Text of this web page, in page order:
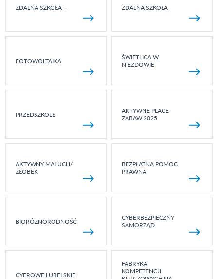
ZDALNA SZKOŁA + ZDALNA SZKOŁA
FOTOWOLTAIKA
ŚWIETLICA W
NIEZDOWIE
PRZEDSZKOLE
AKTYWNE PLACE
ZABAW 2025
AKTYWNY MALUCH/
ŻŁOBEK
BEZPŁATNA POMOC
PRAWNA
BIORÓŻNORODNOŚĆ
CYBERBEZPIECZNY
SAMORZĄD
CYFROWE LUBELSKIE
FABRYKA
KOMPETENCJI